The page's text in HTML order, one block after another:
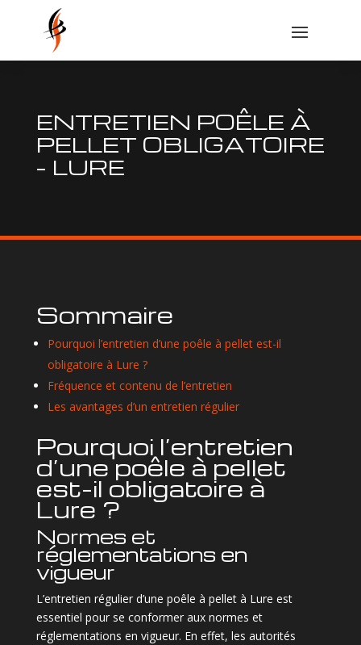
ENTRETIEN POÊLE À
PELLET OBLIGATOIRE
– LURE
Sommaire
Pourquoi l’entretien d’une poêle à pellet est-il
obligatoire à Lure ?
Fréquence et contenu de l’entretien
Les avantages d’un entretien régulier
Pourquoi l’entretien
d’une poêle à pellet
est-il obligatoire à
Lure ?
Normes et
réglementations en
vigueur
L’entretien régulier d’une poêle à pellet à Lure est
essentiel pour se conformer aux normes et
réglementations en vigueur. En effet, les autorités